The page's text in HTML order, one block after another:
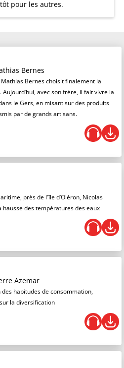
pour les autres.
Bernes
Bernes choisit finalement la
avec son frère, il fait vivre la
le Gers, en misant sur des produits
par de grands artisans.
près de l'île d’Oléron, Nicolas
hausse des températures des eaux
Azemar
habitudes de consommation,
la diversification